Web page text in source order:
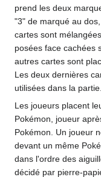
prend les deux
"3" de marqué au
cartes sont
posées face cachées
autres cartes sont
Les deux dernières
utilisées dans la partie.
Les joueurs placent
Pokémon, joueur
Pokémon. Un joueur
devant un même
dans l'ordre des
décidé par pierre-